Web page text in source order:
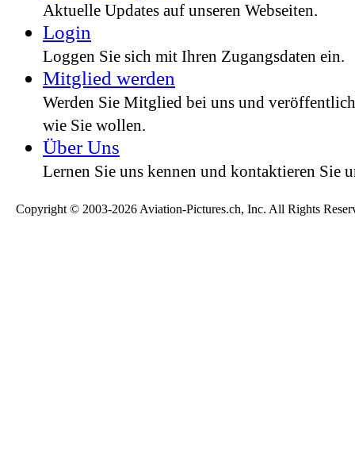
Aktuelle Updates auf unseren Webseiten.
Login
Loggen Sie sich mit Ihren Zugangsdaten ein.
Mitglied werden
Werden Sie Mitglied bei uns und
wie Sie wollen.
Über Uns
Lernen Sie uns kennen und kontaktieren Sie
Copyright © 2003-2026 Aviation-Pictures.ch, Inc. All Rights